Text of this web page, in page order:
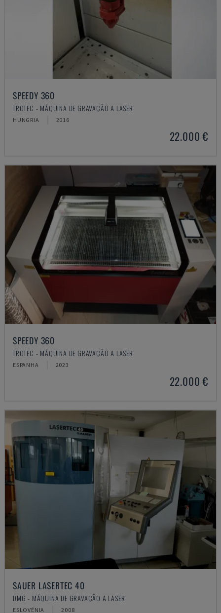
SPEEDY 360
TROTEC - MÁQUINA DE GRAVAÇÃO A LASER
HUNGRIA 2016
22.000 €
SPEEDY 360
TROTEC - MÁQUINA DE GRAVAÇÃO A LASER
ESPANHA 2023
22.000 €
SAUER LASERTEC 40
DMG - MÁQUINA DE GRAVAÇÃO A LASER
ESLOVÉNIA 2008